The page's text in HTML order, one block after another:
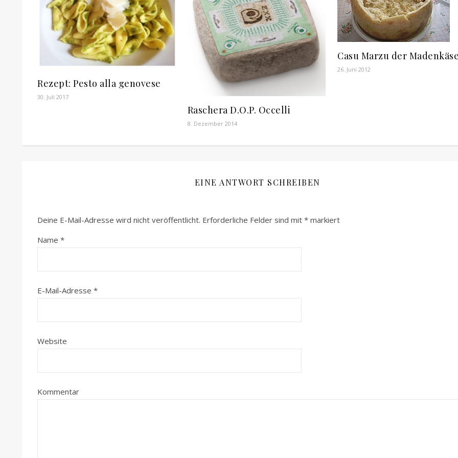
Rezept: Pesto alla genovese
30. Juli 2017
Raschera D.O.P. Occelli
8. Dezember 2014
Casu Marzu der
26. Juni 2012
EINE ANTWORT SCHREIBEN
Deine E-Mail-Adresse wird nicht veröffentlicht. Erforderliche Felder sind mit * markiert
Name *
E-Mail-Adresse *
Website
Kommentar